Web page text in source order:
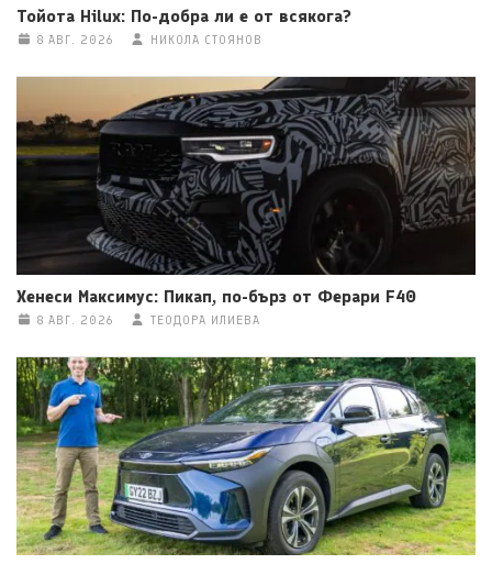
Тойота Hilux: По-добра ли е от всякога?
8 АВГ. 2026 НИКОЛА СТОЯНОВ
Хенеси Максимус: Пикап, по-бърз от Ферари F40
8 АВГ. 2026 ТЕОДОРА ИЛИЕВА